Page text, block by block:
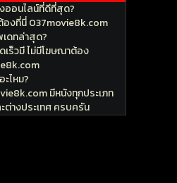
ออนไลน์ที่ดีที่สุด?
งที่นี่ 037movie8k.com
ดทล่าสุด?
เร็วมี ไม่มีโฆษณาต้อง
ไหม?
มีหนังทุกประเภท
ต่างประเทศ ครบครัน